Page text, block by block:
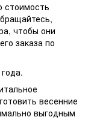
стоимость
чтобы они
заказа по
весенние
выгодным